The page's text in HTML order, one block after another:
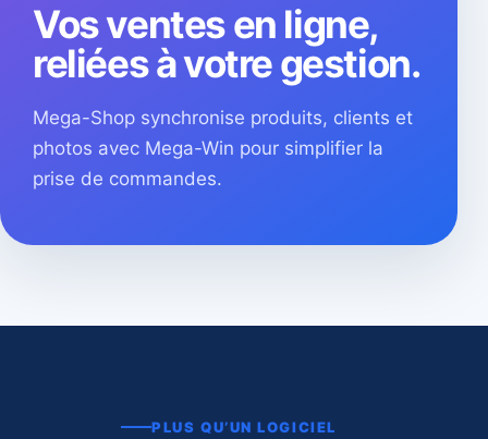
Vos ventes en ligne,
reliées à votre gestion.
Mega-Shop synchronise produits, clients et
photos avec Mega-Win pour simplifier la
prise de commandes.
PLUS QU’UN LOGICIEL